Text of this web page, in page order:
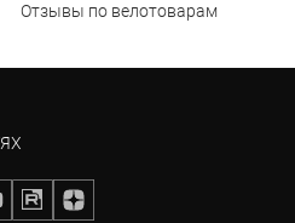
Отзывы по велотоварам